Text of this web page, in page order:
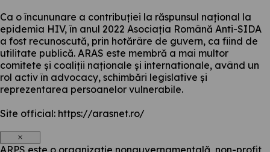
Ca o încununare a contribuției la răspunsul național la
epidemia HIV, în anul 2022 Asociația Română Anti-SIDA
a fost recunoscută, prin hotărâre de guvern, ca fiind de
utilitate publică. ARAS este membră a mai multor
comitete și coaliții naționale și internationale, având un
rol activ în advocacy, schimbări legislative și
reprezentarea persoanelor vulnerabile.
Site official: https://arasnet.ro/
×